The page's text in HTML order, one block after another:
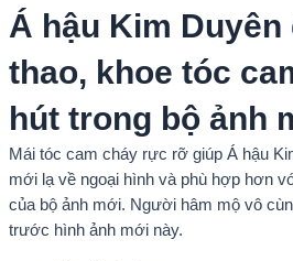
Á hậu Kim Duyên
thao, khoe tóc
hút trong bộ ảnh
Mái tóc cam cháy rực rỡ giúp Á hậu
mới lạ về ngoại hình và phù hợp hơn
của bộ ảnh mới. Người hâm mộ vô
trước hình ảnh mới này.